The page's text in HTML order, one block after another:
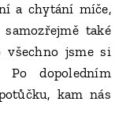
a chytání míče,
také
všechno jsme si
dopoledním
kam nás